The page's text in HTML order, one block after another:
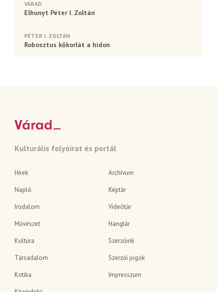
VÁRAD
Elhunyt Péter I. Zoltán
PÉTER I. ZOLTÁN
Robosztus kőkorlát a hídon
Kulturális folyóirat és portál
Hírek
Napló
Irodalom
Művészet
Kultúra
Társadalom
Kritika
Archívum
Képtár
Videótár
Hangtár
Szerzőink
Szerzői jogok
Impresszum